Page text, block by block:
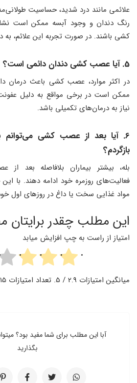
علائمی مانند درد شدید، حساسیت
رنگ دندان و وجود آبسه ممکن است
‌کشی باشند. در صورت تجربه این علائم، به
5. آیا عصب ‌کشی دندان دائمی است؟
در اکثر موارد، عصب ‌کشی باعث درمان
ممکن است در برخی مواقع به دلیل
نیاز به درمان‌های تکمیلی باشد.
6. آیا بعد از عصب ‌کشی می‌توانم
بازگردم؟
بله، بیشتر بیماران بلافاصله بعد
فعالیت‌های روزمره خود ادامه دهند. با
مواد غذایی سخت یا داغ در روزهای اول
این مطلب چقدر برایتان
امتیاز از راست به چپ افزایش میابد
میانگین امتیازات 2.9 / 5. تعداد امتیازات 15
آبا این مطلب برای شما مفید بود؟
بگذارید